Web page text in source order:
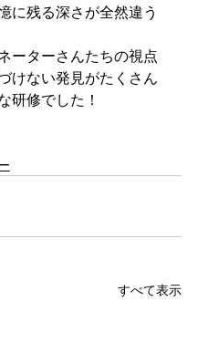
に残る深さが全然違う
ーターさんたちの視点
けない発見がたくさん
研修でした！
すべて表示